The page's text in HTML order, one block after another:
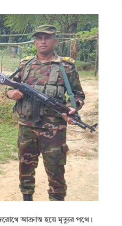
আক্রান্ত হয়ে মৃত্যুর পথে।